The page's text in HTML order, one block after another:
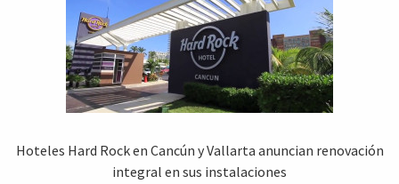
Hoteles Hard Rock en Cancún y Vallarta anuncian renovación
integral en sus instalaciones